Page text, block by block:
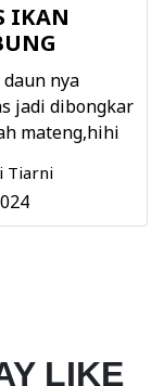
IKAN
daun nya
jadi dibongkar
mateng,hihi
Tiarni
LIKE